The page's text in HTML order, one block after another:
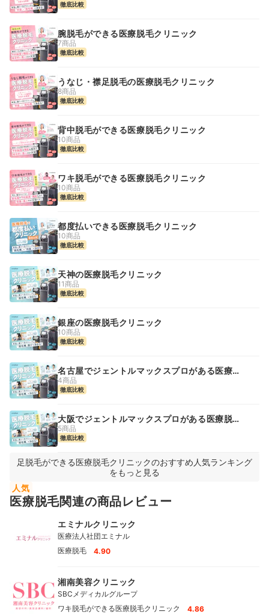
徹底比較
腕脱毛ができる医療脱毛クリニック
7商品
徹底比較
うなじ・襟足脱毛の医療脱毛クリニック
8商品
徹底比較
背中脱毛ができる医療脱毛クリニック
10商品
徹底比較
ワキ脱毛ができる医療脱毛クリニック
10商品
徹底比較
都度払いできる医療脱毛クリニック
10商品
徹底比較
天神の医療脱毛クリニック
11商品
徹底比較
銀座の医療脱毛クリニック
10商品
徹底比較
名古屋でジェントルマックスプロがある医療脱
毛クリニック
4商品
徹底比較
大阪でジェントルマックスプロがある医療脱毛
クリニック
5商品
徹底比較
足脱毛ができる医療脱毛クリニックのおすすめ人気ランキング
をもっと見る
人気
医療脱毛関連の商品レビュー
エミナルクリニック
医療法人社団エミナル
医療脱毛
4.90
湘南美容クリニック
SBCメディカルグループ
ワキ脱毛ができる医療脱毛クリニック
4.86